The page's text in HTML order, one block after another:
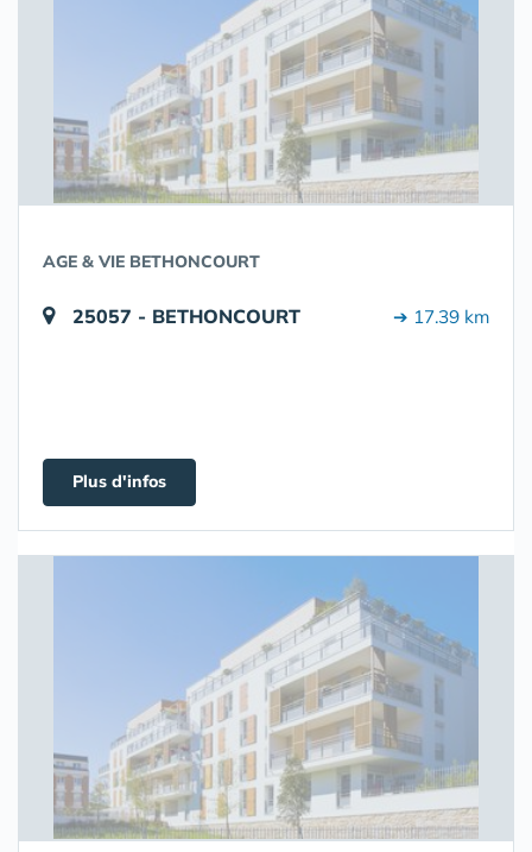
AGE & VIE BETHONCOURT
25057 - BETHONCOURT ➔ 17.39 km
Plus d'infos